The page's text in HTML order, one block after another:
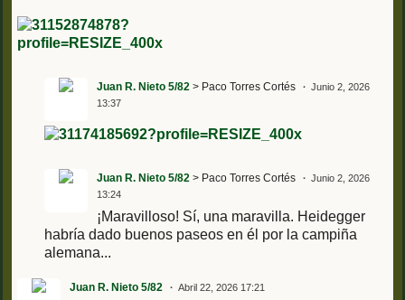
Juan R. Nieto 5/82 > Paco Torres Cortés
Junio 2, 2026
13:37
Juan R. Nieto 5/82 > Paco Torres Cortés
Junio 2, 2026
13:24
¡Maravilloso! Sí, una maravilla. Heidegger
habría dado buenos paseos en él por la campiña
alemana...
Juan R. Nieto 5/82 Abril 22, 2026 17:21